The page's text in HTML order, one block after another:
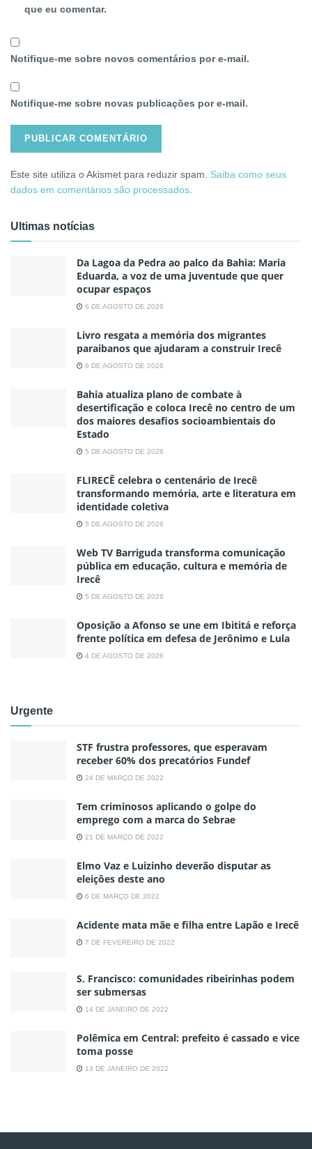
que eu comentar.
Notifique-me sobre novos comentários por e-mail.
Notifique-me sobre novas publicações por e-mail.
Este site utiliza o Akismet para reduzir spam. Saiba como seus
dados em comentários são processados
Ultimas notícias
Da Lagoa da Pedra ao palco da Bahia: Maria
Eduarda, a voz de uma juventude que quer
ocupar espaços
6 DE AGOSTO DE 2026
Livro resgata a memória dos migrantes
paraibanos que ajudaram a construir Irecê
6 DE AGOSTO DE 2026
Bahia atualiza plano de combate à
desertificação e coloca Irecê no centro de um
dos maiores desafios socioambientais do
Estado
5 DE AGOSTO DE 2026
FLIRECÊ celebra o centenário de Irecê
transformando memória, arte e literatura em
identidade coletiva
5 DE AGOSTO DE 2026
Web TV Barriguda transforma comunicação
pública em educação, cultura e memória de
Irecê
5 DE AGOSTO DE 2026
Oposição a Afonso se une em Ibititá e reforça
frente política em defesa de Jerônimo e Lula
4 DE AGOSTO DE 2026
Urgente
STF frustra professores, que esperavam
receber 60% dos precatórios Fundef
24 DE MARÇO DE 2022
Tem criminosos aplicando o golpe do
emprego com a marca do Sebrae
21 DE MARÇO DE 2022
Elmo Vaz e Luizinho deverão disputar as
eleições deste ano
6 DE MARÇO DE 2022
Acidente mata mãe e filha entre Lapão e Irecê
7 DE FEVEREIRO DE 2022
S. Francisco: comunidades ribeirinhas podem
ser submersas
14 DE JANEIRO DE 2022
Polêmica em Central: prefeito é cassado e vice
toma posse
13 DE JANEIRO DE 2022